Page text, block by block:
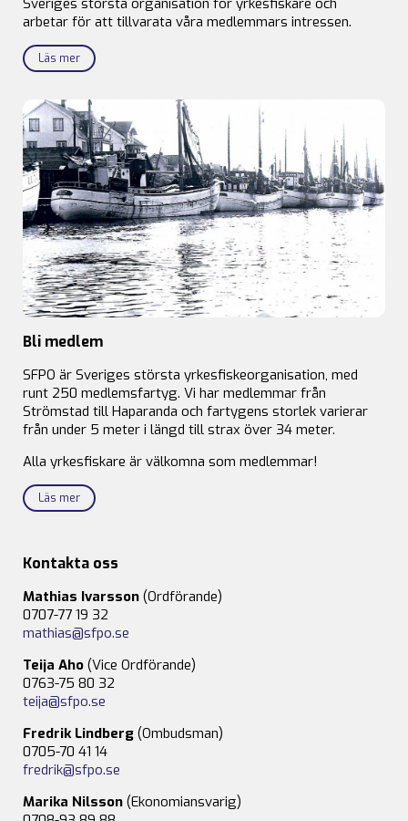
arbetar för att tillvarata våra medlemmars intressen.
Läs mer
Bli medlem
SFPO är Sveriges största yrkesfiskeorganisation, med
runt 250 medlemsfartyg. Vi har medlemmar från
Strömstad till Haparanda och fartygens storlek varierar
från under 5 meter i längd till strax över 34 meter.
Alla yrkesfiskare är välkomna som medlemmar!
Läs mer
Kontakta oss
Mathias Ivarsson (Ordförande)
0707-77 19 32
mathias@sfpo.se
Teija Aho (Vice Ordförande)
0763-75 80 32
teija@sfpo.se
Fredrik Lindberg (Ombudsman)
0705-70 41 14
fredrik@sfpo.se
Marika Nilsson (Ekonomiansvarig)